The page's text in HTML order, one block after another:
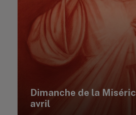
Dimanche de la
avril